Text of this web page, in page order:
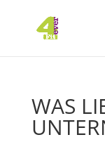
WAS